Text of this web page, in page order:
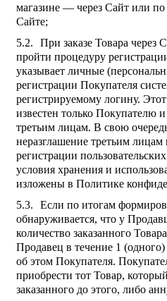
магазине — через Сайт или
Сайте;
При заказе Товара через
пройти процедуру
указывает личные
регистрации Покупателя
регистрируемому логину.
известен только Покупателю
третьим лицам. В свою
неразглашение третьим
регистрации
условия хранения и
изложены в Политике
Если по итогам
обнаруживается, что у
количество заказанного
Продавец в течение 1
об этом Покупателя.
приобрести тот Товар,
заказанного до этого, либо